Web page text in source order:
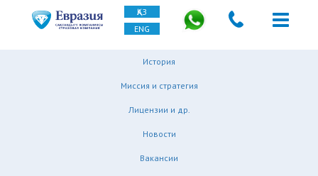
ҚАЗ
ENG
История
Миссия и стратегия
Лицензии и др.
Новости
Вакансии